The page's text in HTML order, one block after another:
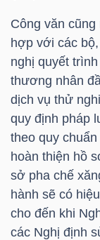
Công văn
hợp với các
nghị quyết
thương nhân
dịch vụ thử
quy định pháp
theo quy
hoàn thiện hồ
sở pha chế
hành sẽ có
cho đến khi
các Nghị định
NĂNG
LƯỢNG
NGUYÊN
VẬT
LIỆU